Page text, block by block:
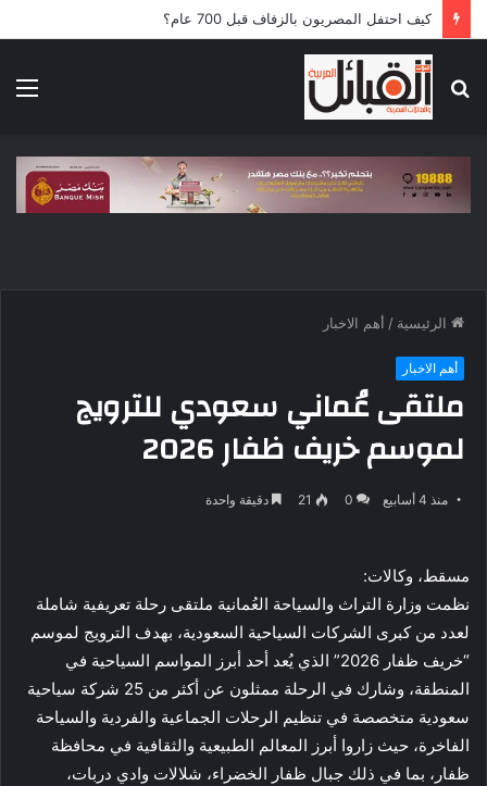
كيف احتفل المصريون بالزفاف قبل 700 عام؟
عن
الرئيسية / أهم الاخبار
أهم الاخبار
ملتقى عُماني سعودي للترويج
لموسم خريف ظفار 2026
منذ 4 أسابيع 0
21 دقيقة واحدة
مسقط، وكالات:
نظمت وزارة التراث والسياحة العُمانية ملتقى رحلة تعريفية شاملة
لعدد من كبرى الشركات السياحية السعودية، بهدف الترويج لموسم
“خريف ظفار 2026” الذي يُعد أحد أبرز المواسم السياحية في
المنطقة، وشارك في الرحلة ممثلون عن أكثر من 25 شركة سياحية
سعودية متخصصة في تنظيم الرحلات الجماعية والفردية والسياحة
الفاخرة، حيث زاروا أبرز المعالم الطبيعية والثقافية في محافظة
ظفار، بما في ذلك جبال ظفار الخضراء، شلالات وادي دربات،